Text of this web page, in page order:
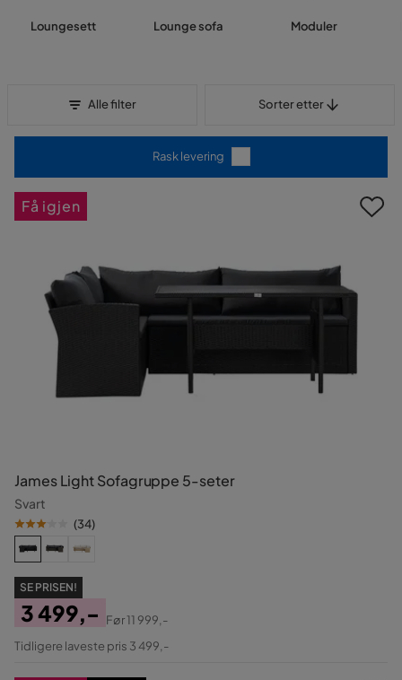
Loungesett Lounge sofa Moduler
Alle filter Sorter etter
Rask levering
James Light Sofagruppe 5-seter
Svart
(34)
SE PRISEN!
Pris
3 499,-
Original
Før11 999,-
Tidligere laveste pris 3 499,-
Få igjen